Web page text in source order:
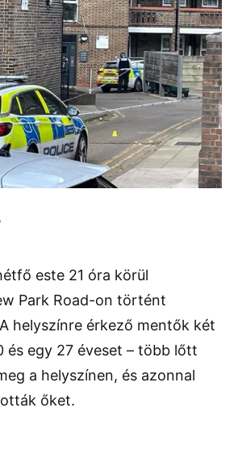
este 21 óra körül
Park Road-on történt
helyszínre érkező mentők két
és egy 27 éveset – több lőtt
a helyszínen, és azonnal
őket.